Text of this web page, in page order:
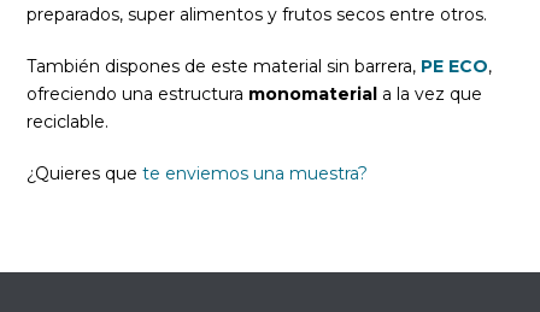
preparados, super alimentos y frutos secos entre otros.
También dispones de este material sin barrera, PE ECO,
ofreciendo una estructura monomaterial a la vez que
reciclable.
¿Quieres quete enviemos una muestra?